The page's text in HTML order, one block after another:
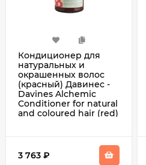
Кондиционер для
натуральных и
окрашенных волос
(красный) Давинес -
Davines Alchemic
Conditioner for natural
and coloured hair (red)
3 763 ₽